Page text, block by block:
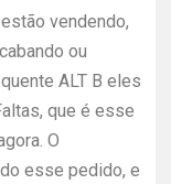
vendendo,
ou
ALT B eles
que é esse
O
esse pedido, e